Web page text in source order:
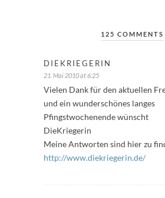
125 COMMENTS
DIEKRIEGERIN
21. Mai 2010 at 6:25
Vielen Dank für den aktuellen
und ein wunderschönes langes
Pfingstwochenende wünscht
DieKriegerin
Meine Antworten sind hier zu
http://www.diekriegerin.de/